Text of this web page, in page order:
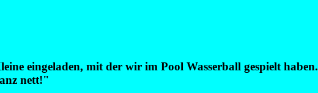
eingeladen, mit der wir im Pool Wasserball gespielt haben.
nett!"